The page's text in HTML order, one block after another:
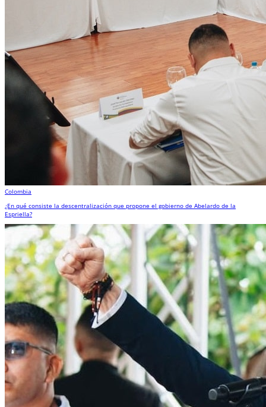
Colombia
¿En qué consiste la descentralización que propone el gobierno de Abelardo de la
Espriella?